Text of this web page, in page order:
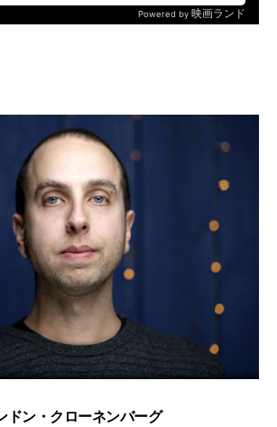
ドン・クローネンバーグ